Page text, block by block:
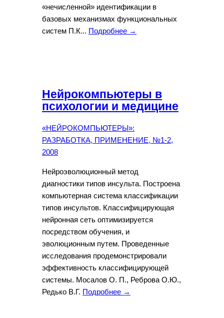
«нечисленной» идентификации в
базовых механизмах функциональных
систем П.К... Подробнее →
Нейрокомпьютеры в
психологии и медицине
«НЕЙРОКОМПЬЮТЕРЫ»:
РАЗРАБОТКА, ПРИМЕНЕНИЕ, №1-2,
2008
Нейроэволюционный метод
диагностики типов инсульта. Построена
компьютерная система классификации
типов инсультов. Классифицирующая
нейронная сеть оптимизируется
посредством обучения, и
эволюционным путем. Проведенные
исследования продемонстрировали
эффективность классифицирующей
системы. Мосалов О. П., Реброва О.Ю.,
Редько В.Г. Подробнее →